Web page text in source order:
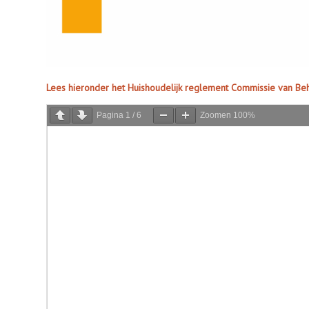
Lees hieronder het Huishoudelijk reglement Commissie van
Pagina 1 / 6 Zoomen 100%